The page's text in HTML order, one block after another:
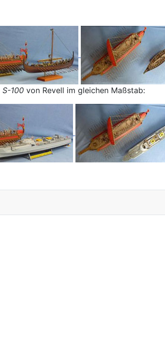
S-100 von Revell im gleichen Maßstab: